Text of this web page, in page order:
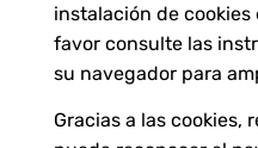
instalación de cookies
favor consulte las
su navegador para
Gracias a las cookies,